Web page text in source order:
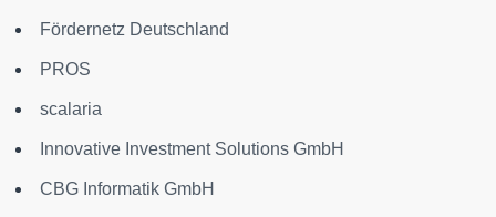
Fördernetz Deutschland
PROS
scalaria
Innovative Investment Solutions GmbH
CBG Informatik GmbH